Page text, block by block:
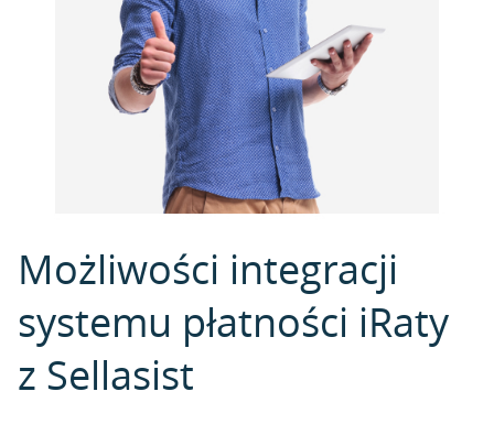
Możliwości integracji
systemu płatności iRaty
z Sellasist